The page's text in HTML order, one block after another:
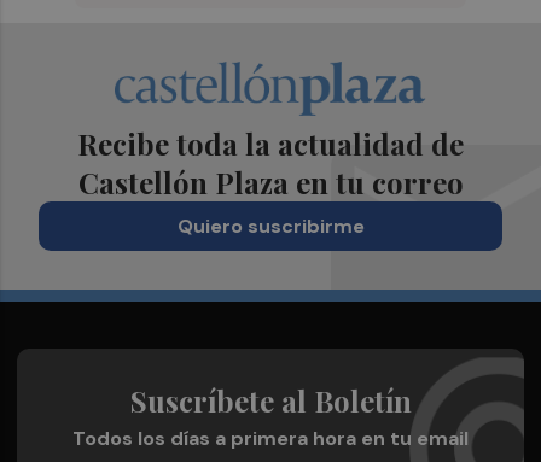
Recibe toda la actualidad de
Castellón Plaza en tu correo
Quiero suscribirme
Suscríbete al Boletín
Todos los días a primera hora en tu email